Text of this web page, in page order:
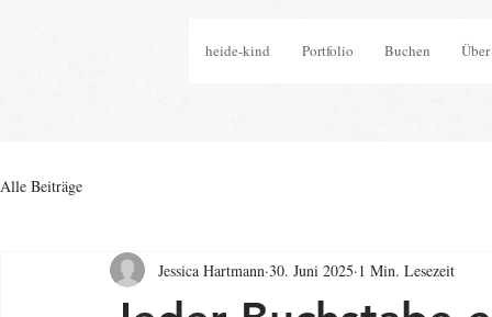
heide-kind Portfolio Buchen
Alle Beiträge
Jessica Hartmann 30. Juni 2025 1 Min. Lesezeit